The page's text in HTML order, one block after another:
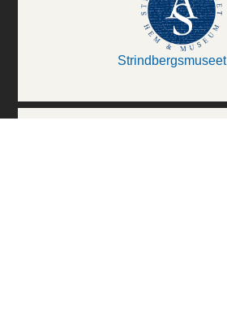
Strindbergsmuseet